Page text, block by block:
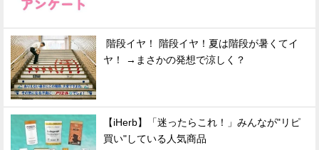
階段イヤ！ 階段イヤ！夏は階段が暑くてイ
ヤ！ →まさかの発想で涼しく？
【iHerb】「迷ったらこれ！」みんなが"リピ
買い"している人気商品